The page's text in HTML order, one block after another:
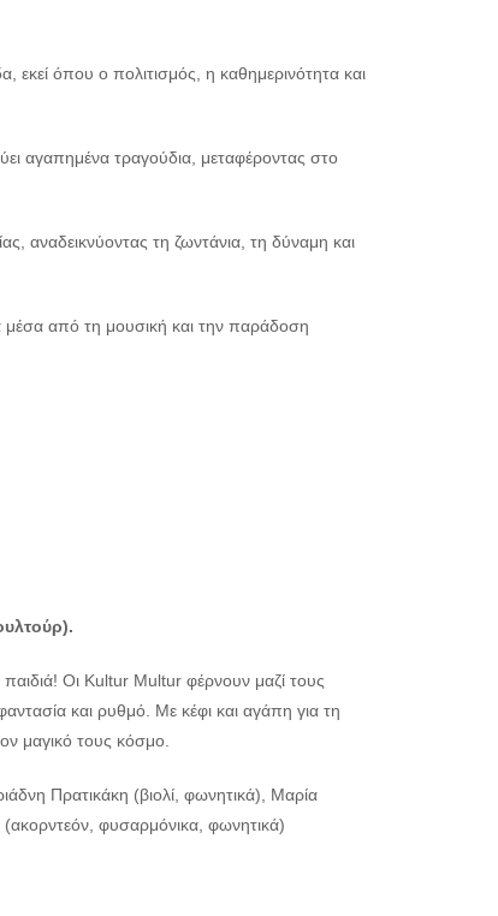
εκεί όπου ο πολιτισμός, η καθημερινότητα και
αγαπημένα τραγούδια, μεταφέροντας στο
αναδεικνύοντας τη ζωντάνια, τη δύναμη και
μέσα από τη μουσική και την παράδοση
παιδιά! Οι Kultur Multur φέρνουν μαζί τους
και ρυθμό. Με κέφι και αγάπη για τη
μαγικό τους κόσμο.
Πρατικάκη (βιολί, φωνητικά), Μαρία
φυσαρμόνικα, φωνητικά)